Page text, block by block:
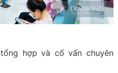
hợp và cố vấn chuyên